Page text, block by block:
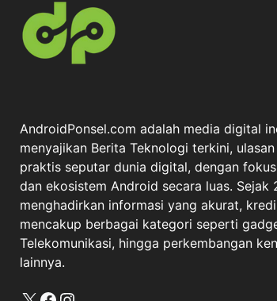
AndroidPonsel.com adalah media digital
menyajikan Berita Teknologi terkini,
praktis seputar dunia digital, dengan
dan ekosistem Android secara luas. Sejak
menghadirkan informasi yang akurat,
mencakup berbagai kategori seperti
Telekomunikasi, hingga perkembangan
lainnya.